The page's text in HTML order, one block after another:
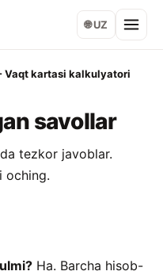
🌐 UZ
Vaqt kartasi kalkulyatori
savollar
tezkor javoblar.
oching.
Ha. Barcha hisob-